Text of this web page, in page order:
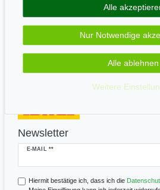
Zahle bequem per
Wir versenden mit
Newsletter
E-MAIL **
Newsletter
Hiermit bestätige ich, dass ich die
Alle
Nur Notwendige
Alle ablehnen
Weitere